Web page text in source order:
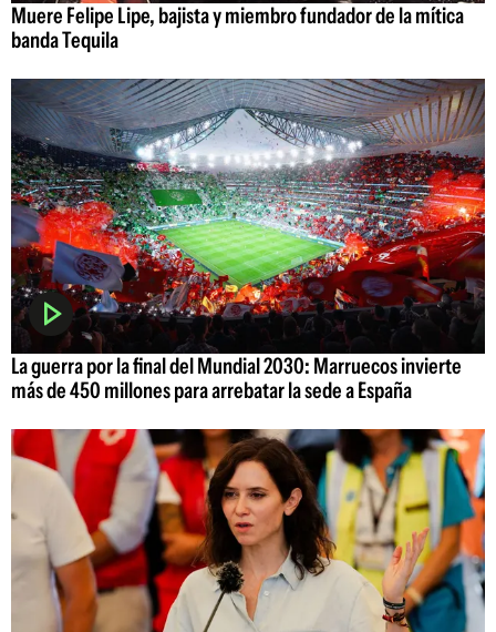
Muere Felipe Lipe, bajista y miembro fundador de la mítica
banda Tequila
La guerra por la final del Mundial 2030: Marruecos invierte
más de 450 millones para arrebatar la sede a España